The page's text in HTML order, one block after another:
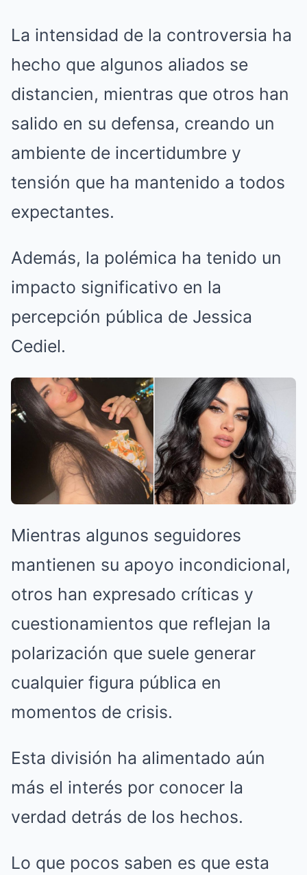
La intensidad de la controversia ha
hecho que algunos aliados se
distancien, mientras que otros han
salido en su defensa, creando un
ambiente de incertidumbre y
tensión que ha mantenido a todos
expectantes.
Además, la polémica ha tenido un
impacto significativo en la
percepción pública de Jessica
Cediel.
Mientras algunos seguidores
mantienen su apoyo incondicional,
otros han expresado críticas y
cuestionamientos que reflejan la
polarización que suele generar
cualquier figura pública en
momentos de crisis.
Esta división ha alimentado aún
más el interés por conocer la
verdad detrás de los hechos.
Lo que pocos saben es que esta